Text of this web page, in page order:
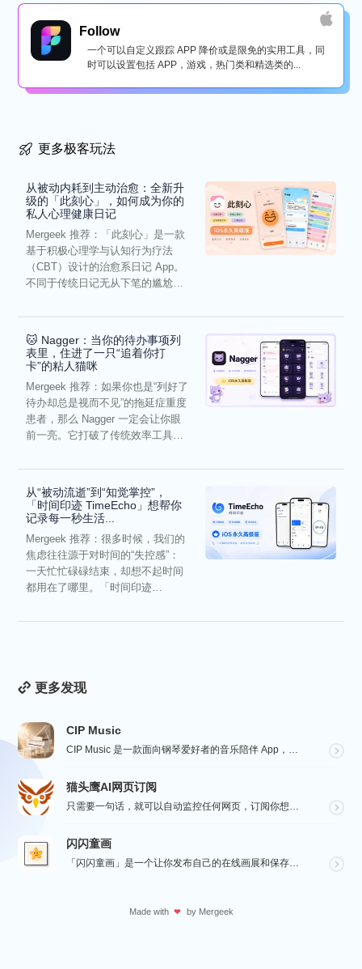
Follow
一个可以自定义跟踪 APP 降价或是限免的实用工具，同
时可以设置包括 APP，游戏，热门类和精选类的...
更多极客玩法
从被动内耗到主动治愈：全新升
级的「此刻心」，如何成为你的
私人心理健康日记
Mergeek 推荐：「此刻心」是一款
基于积极心理学与认知行为疗法
（CBT）设计的治愈系日记 App。
不同于传统日记无从下笔的尴尬，
🐱 Nagger：当你的待办事项列
表里，住进了一只“追着你打
卡”的粘人猫咪
Mergeek 推荐：如果你也是“列好了
待办却总是视而不见”的拖延症重度
患者，那么 Nagger 一定会让你眼
前一亮。它打破了传统效率工具冰
从“被动流逝”到“知觉掌控”，
「时间印迹 TimeEcho」想帮你
记录每一秒生活...
Mergeek 推荐：很多时候，我们的
焦虑往往源于对时间的“失控感”：
一天忙忙碌碌结束，却想不起时间
都用在了哪里。「时间印迹
更多发现
CIP Music
CIP Music 是一款面向钢琴爱好者的音乐陪伴 App，收录热门影视、动漫、游戏与最新 K-PO...
猫头鹰AI网页订阅
只需要一句话，就可以自动监控任何网页，订阅你想要的信息。
闪闪童画
「闪闪童画」是一个让你发布自己的在线画展和保存绘画作品的工具。源自于对孩子画作的珍视，它可以将所有的...
Made with ❤ by Mergeek